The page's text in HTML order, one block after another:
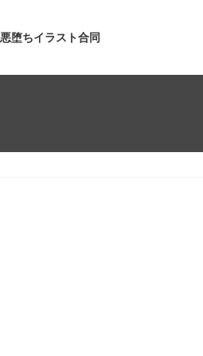
悪堕ちイラスト合同